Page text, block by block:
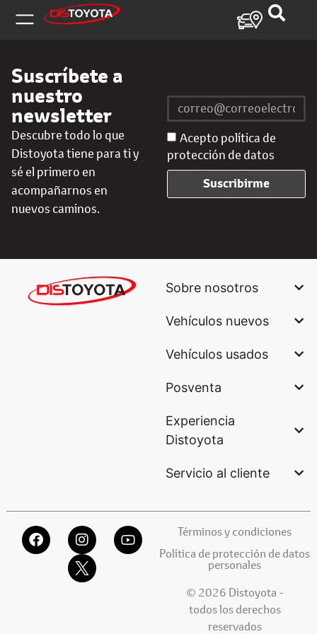
Suscríbete a
nuestro
newsletter
Descubre todo lo que
Distoyota tiene para ti y
sé el primero en
acompañarnos en
nuevos caminos.
Acepto política de
protección de datos
Suscribirme
Sobre nosotros
Vehículos nuevos
Vehículos usados
Posventa
Experiencia
Distoyota
Servicio al cliente
Términos y condiciones
Política de protección de datos
personales
© 2026 Distoyota -
todos los derechos
reservados